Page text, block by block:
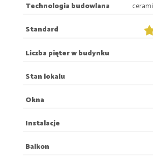
Technologia budowlana
Standard
Liczba pięter w budynku
Stan lokalu
Okna
Instalacje
Balkon